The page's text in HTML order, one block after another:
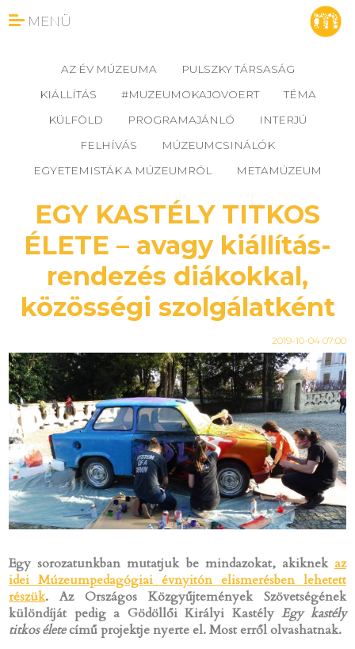
MENÜ
AZ ÉV MÚZEUMA
PULSZKY TÁRSASÁG
KIÁLLÍTÁS
#MUZEUMOKAJOVOERT
TÉMA
KÜLFÖLD
PROGRAMAJÁNLÓ
INTERJÚ
FELHÍVÁS
MÚZEUMCSINÁLÓK
EGYETEMISTÁK A MÚZEUMRÓL
METAMÚZEUM
EGY KASTÉLY TITKOS
ÉLETE – avagy kiállítás-
rendezés diákokkal,
közösségi szolgálatként
2019-10-04 07:00
Egy sorozatunkban mutatjuk be mindazokat, akiknek az
idei Múzeumpedagógiai évnyitón elismerésben lehetett
részük. Az Országos Közgyűjtemények Szövetségének
különdíját pedig a Gödöllői Királyi KastélyEgy kastély
titkos életecímű projektje nyerte el. Most erről olvashatnak.